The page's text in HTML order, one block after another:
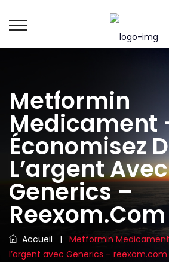
Metformin
Medicament
Économisez
L’argent Avec
Generics –
Reexom.com
Accueil |
Metformin
l’argent avec Generics – reexom.com